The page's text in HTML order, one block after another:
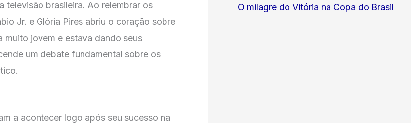
televisão brasileira. Ao relembrar os
Jr. e Glória Pires abriu o coração sobre
muito jovem e estava dando seus
um debate fundamental sobre os
a acontecer logo após seu sucesso na
O milagre do Vitória na Copa do Brasil